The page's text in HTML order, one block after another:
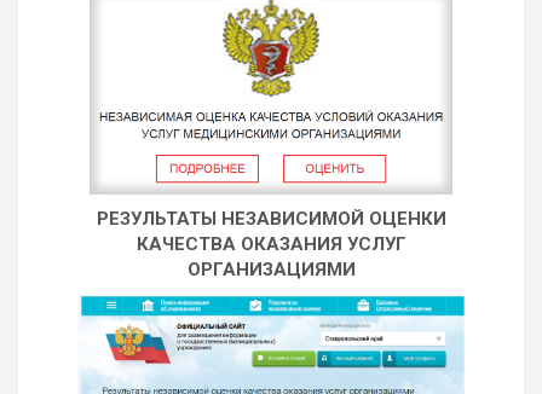
РЕЗУЛЬТАТЫ НЕЗАВИСИМОЙ ОЦЕНКИ
КАЧЕСТВА ОКАЗАНИЯ УСЛУГ
ОРГАНИЗАЦИЯМИ